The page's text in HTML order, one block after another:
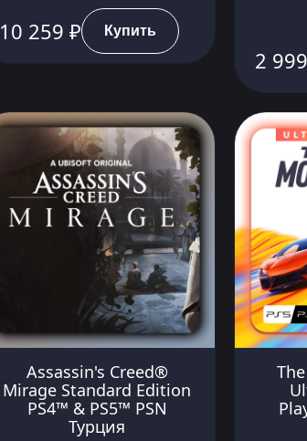
10 259 ₽ Купить
2
Assassin's Creed®
Mirage Standard Edition
PS4™ & PS5™ PSN
Турция